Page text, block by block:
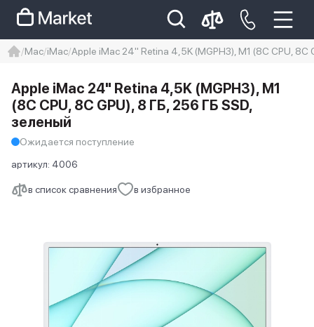
Iphone 14 pro max
айфон 14
Mac iMac Apple iMac 24" Retina 4,5K (MGPH3), M1 (8C CPU, 8C
в список сравнения в избранное
Apple iMac 24" Retina 4,5K (MGPH3), M1
(8C CPU, 8C GPU), 8 ГБ, 256 ГБ SSD,
зеленый
Ожидается поступление
артикул: 4006